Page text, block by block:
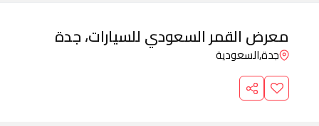
معرض القمر السعودي للسيارات، جدة
جدة,السعودية